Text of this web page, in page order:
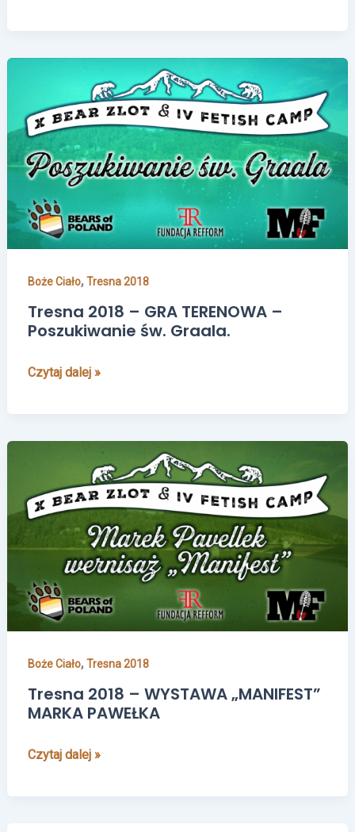
Boże Ciało,Tresna 2018
Tresna 2018 – GRA TERENOWA –
Poszukiwanie św. Graala.
–
GRA
TERENOWA
–
Poszukiwanie
św.
Graala.
Czytaj dalej »
Boże Ciało,Tresna 2018
Tresna 2018 – WYSTAWA „MANIFEST”
MARKA PAWEŁKA
WYSTAWA
„MANIFEST”
MARKA
PAWEŁKA
Czytaj dalej »